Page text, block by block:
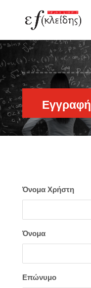
Εγγραφή
Όνομα Χρήστη
Όνομα
Επώνυμο